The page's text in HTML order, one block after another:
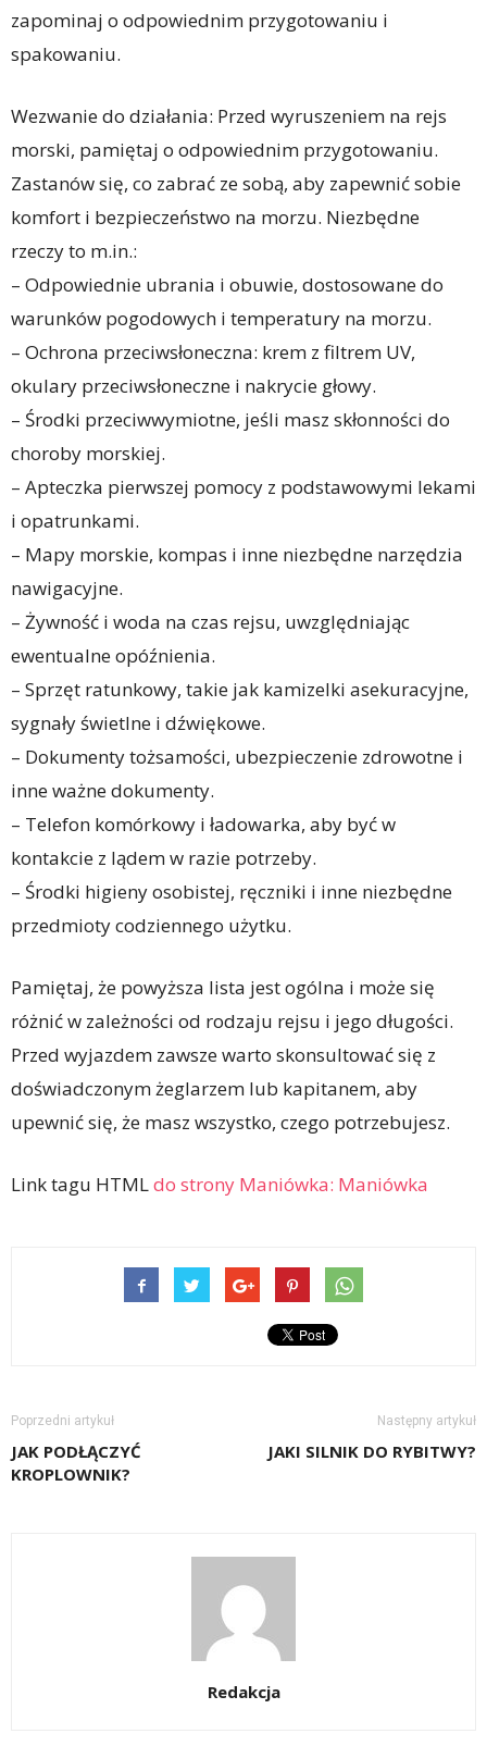
zapominaj o odpowiednim przygotowaniu i
spakowaniu.
Wezwanie do działania: Przed wyruszeniem na rejs
morski, pamiętaj o odpowiednim przygotowaniu.
Zastanów się, co zabrać ze sobą, aby zapewnić sobie
komfort i bezpieczeństwo na morzu. Niezbędne
rzeczy to m.in.:
– Odpowiednie ubrania i obuwie, dostosowane do
warunków pogodowych i temperatury na morzu.
– Ochrona przeciwsłoneczna: krem z filtrem UV,
okulary przeciwsłoneczne i nakrycie głowy.
– Środki przeciwwymiotne, jeśli masz skłonności do
choroby morskiej.
– Apteczka pierwszej pomocy z podstawowymi lekami
i opatrunkami.
– Mapy morskie, kompas i inne niezbędne narzędzia
nawigacyjne.
– Żywność i woda na czas rejsu, uwzględniając
ewentualne opóźnienia.
– Sprzęt ratunkowy, takie jak kamizelki asekuracyjne,
sygnały świetlne i dźwiękowe.
– Dokumenty tożsamości, ubezpieczenie zdrowotne i
inne ważne dokumenty.
– Telefon komórkowy i ładowarka, aby być w
kontakcie z lądem w razie potrzeby.
– Środki higieny osobistej, ręczniki i inne niezbędne
przedmioty codziennego użytku.
Pamiętaj, że powyższa lista jest ogólna i może się
różnić w zależności od rodzaju rejsu i jego długości.
Przed wyjazdem zawsze warto skonsultować się z
doświadczonym żeglarzem lub kapitanem, aby
upewnić się, że masz wszystko, czego potrzebujesz.
Link tagu HTMLdo strony Maniówka: Maniówka
Poprzedni artykuł
JAK PODŁĄCZYĆ
KROPLOWNIK?
Następny artykuł
JAKI SILNIK DO RYBITWY?
Redakcja